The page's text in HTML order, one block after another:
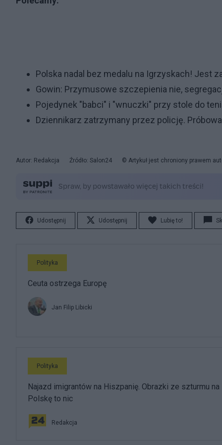
Polska nadal bez medalu na Igrzyskach! Jest
Gowin: Przymusowe szczepienia nie,
Pojedynek "babci" i "wnuczki" przy stole do
Dziennikarz zatrzymany przez policję.
Autor: Redakcja Źródło: Salon24 © Artykuł jest chroniony prawem
Udostępnij Udostępnij Lubię to!
Polityka
Ceuta ostrzega Europę
Jan Filip Libicki
Polityka
Najazd imigrantów na Hiszpanię. Obrazki ze szturmu na
Polskę to nic
Redakcja